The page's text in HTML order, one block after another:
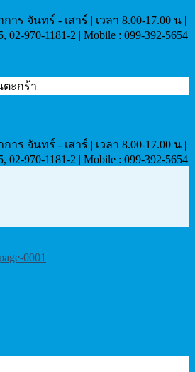
การ จันทร์ - เสาร์ | เวลา 8.00-17.00 น |
02-970-1181-2 | Mobile : 099-392-5654
ะกร้า
การ จันทร์ - เสาร์ | เวลา 8.00-17.00 น |
02-970-1181-2 | Mobile : 099-392-5654